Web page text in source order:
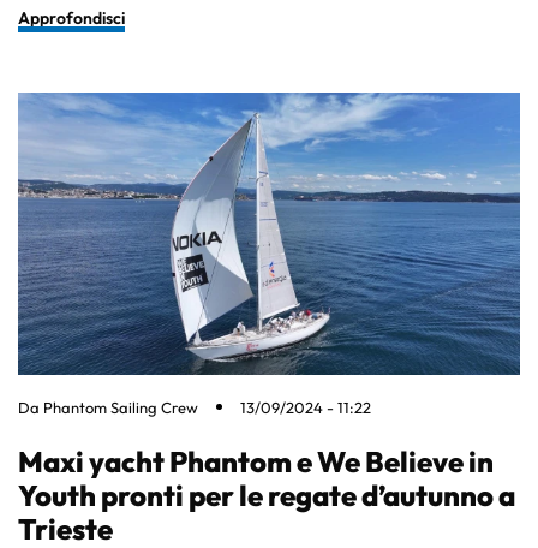
Approfondisci
Da Phantom Sailing Crew 13/09/2024 - 11:22
Maxi yacht Phantom e We Believe in
Youth pronti per le regate d’autunno a
Trieste